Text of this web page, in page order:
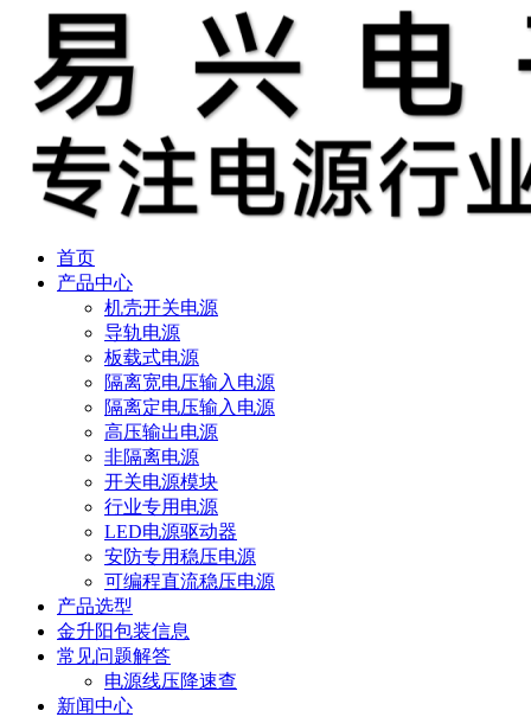
首页
产品中心
机壳开关电源
导轨电源
板载式电源
隔离宽电压输入电源
隔离定电压输入电源
高压输出电源
非隔离电源
开关电源模块
行业专用电源
LED电源驱动器
安防专用稳压电源
可编程直流稳压电源
产品选型
金升阳包装信息
常见问题解答
电源线压降速查
新闻中心